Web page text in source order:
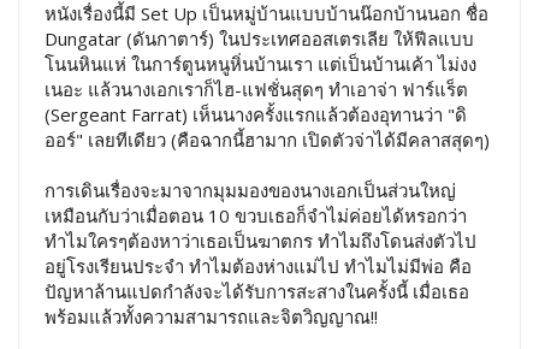
หนังเรื่องนี้มี Set Up เป็นหมู่บ้านแบบบ้านน๊อกบ้านนอก ชื่อ
Dungatar (ดันกาตาร์) ในประเทศออสเตรเลีย ให้ฟีลแบบ
โนนหินแห่ ในการ์ตูนหนูหิ่นบ้านเรา แต่เป็นบ้านเค้า ไม่งง
เนอะ แล้วนางเอกเราก็ไฮ-แฟชั่นสุดๆ ทำเอาจ่า ฟาร์แร็ต
(Sergeant Farrat) เห็นนางครั้งแรกแล้วต้องอุทานว่า "ดิ
ออร์" เลยทีเดียว (คือฉากนี้ฮามาก เปิดตัวจ่าได้มีคลาสสุดๆ)
การเดินเรื่องจะมาจากมุมมองของนางเอกเป็นส่วนใหญ่
เหมือนกับว่าเมื่อตอน 10 ขวบเธอก็จำไม่ค่อยได้หรอกว่า
ทำไมใครๆต้องหาว่าเธอเป็นฆาตกร ทำไมถึงโดนส่งตัวไป
อยู่โรงเรียนประจำ ทำไมต้องห่างแม่ไป ทำไมไม่มีพ่อ คือ
ปัญหาล้านแปดกำลังจะได้รับการสะสางในครั้งนี้ เมื่อเธอ
พร้อมแล้วทั้งความสามารถและจิตวิญญาณ!!